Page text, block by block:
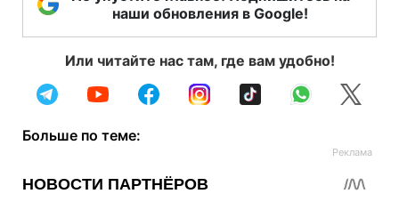
наши обновления в Google!
Или читайте нас там, где вам удобно!
Больше по теме: